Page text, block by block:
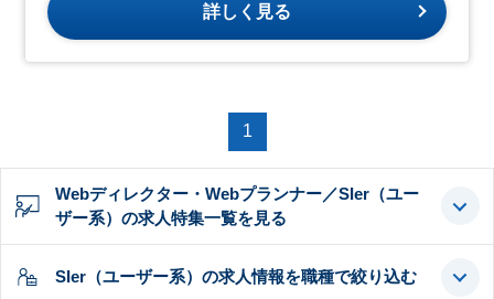
詳しく見る
1
Webディレクター・Webプランナー／SIer（ユー
ザー系）の求人特集一覧を見る
SIer（ユーザー系）の求人情報を職種で絞り込む